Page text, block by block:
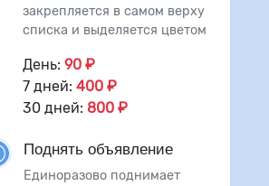
закрепляется в самом верху
списка и выделяется цветом
День: 90 ₽
7 дней: 400 ₽
30 дней: 800 ₽
Поднять объявление
Единоразово поднимает